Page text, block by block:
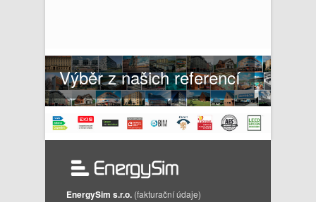
Výběr z našich referencí
EnergySim s.r.o. (fakturační údaje)